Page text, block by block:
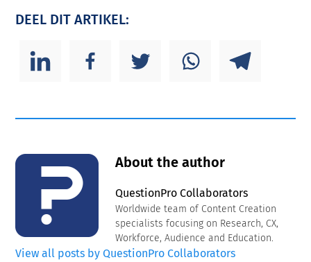
DEEL DIT ARTIKEL:
About the author
QuestionPro Collaborators
Worldwide team of Content Creation
specialists focusing on Research, CX,
Workforce, Audience and Education.
View all posts by QuestionPro Collaborators